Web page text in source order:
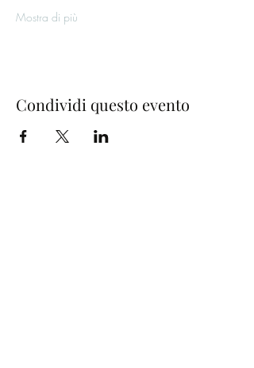
Mostra di più
Condividi questo evento